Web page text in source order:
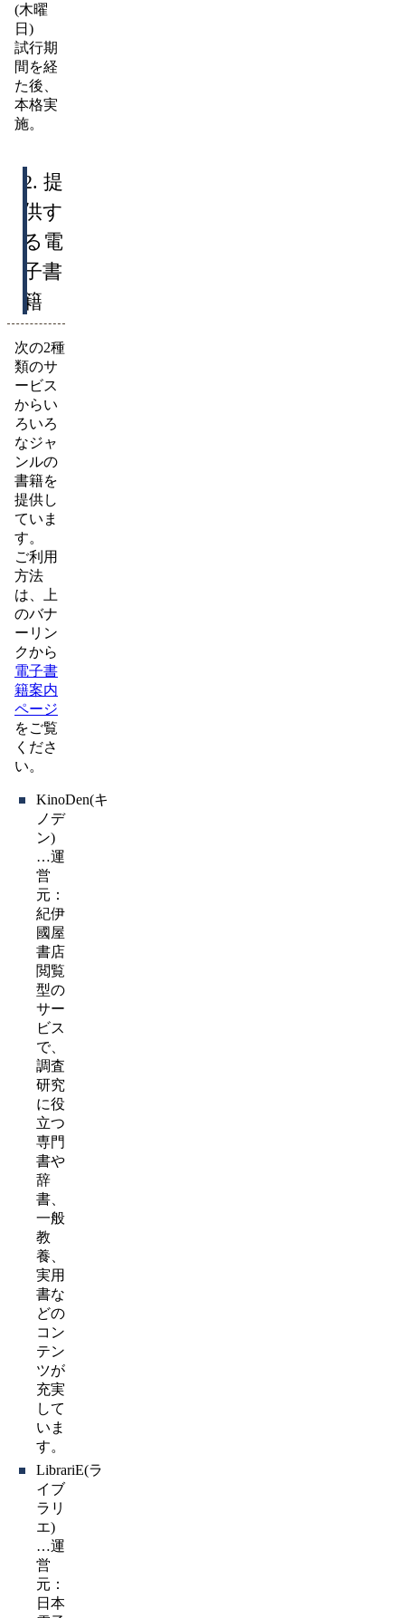
(木曜
日)
試行期
間を経
た後、
本格実
施。
2. 提
供す
る電
子書
籍
次の2種
類のサ
ービス
からい
ろいろ
なジャ
ンルの
書籍を
提供し
ていま
す。
ご利用
方法
は、上
のバナ
ーリン
クから
電子書
籍案内
ページ
をご覧
くださ
い。
KinoDen(キ
ノデ
ン)
…運
営
元：
紀伊
國屋
書店
閲覧
型の
サー
ビス
で、
調査
研究
に役
立つ
専門
書や
辞
書、
一般
教
養、
実用
書な
どの
コン
テン
ツが
充実
して
いま
す。
LibrariE(ラ
イブ
ラリ
エ)
…運
営
元：
日本